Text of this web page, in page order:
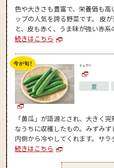
色や大きさも豊富で、栄養価も
ップの人気を誇る野菜です。 皮
と、皮も赤く、うま味が強い赤
続きはこちら
キュウリ
夏
「黄瓜」が語源とされ、大きく
なうちに収穫したもの。みずみ
内側から冷やしてくれます。サ
続きはこちら